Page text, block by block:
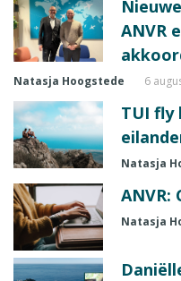
ANVR
Natasja Hoogstede 6
TUI fly
Natasja
ANVR:
Natasja